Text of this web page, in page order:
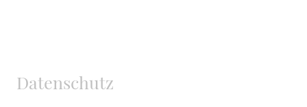
Datenschutz